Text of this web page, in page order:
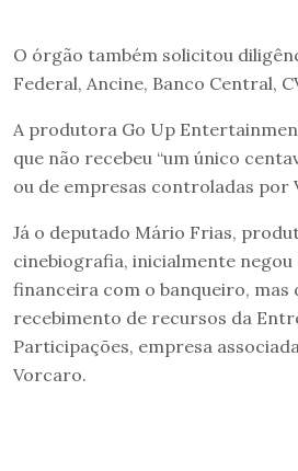
O órgão também solicitou
Federal, Ancine, Banco Central,
A produtora Go Up
que não recebeu “um único
ou de empresas controladas por
Já o deputado Mário Frias,
cinebiografia, inicialmente negou
financeira com o banqueiro, mas
recebimento de recursos da
Participações, empresa
Vorcaro.